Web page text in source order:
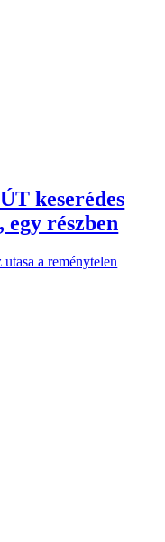
keserédes
részben
a reménytelen